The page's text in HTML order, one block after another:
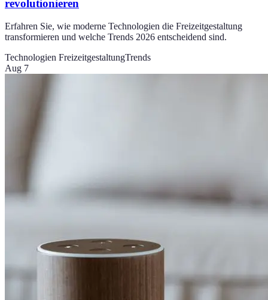
revolutionieren
Erfahren Sie, wie moderne Technologien die Freizeitgestaltung
transformieren und welche Trends 2026 entscheidend sind.
Technologien FreizeitgestaltungTrends
Aug 7